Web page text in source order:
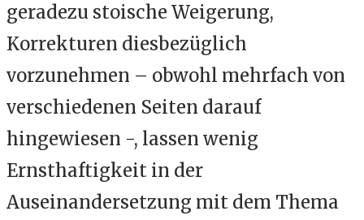
geradezu stoische Weigerung,
Korrekturen diesbezüglich
vorzunehmen – obwohl mehrfach von
verschiedenen Seiten darauf
hingewiesen -, lassen wenig
Ernsthaftigkeit in der
Auseinandersetzung mit dem Thema